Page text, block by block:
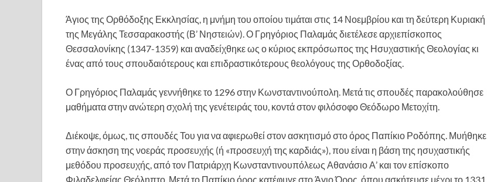
Άγιος της Ορθόδοξης Εκκλησίας, η μνήμη του οποίου τιμάται στις 14 Νοεμβρίου και τη δεύτερη Κυριακή
της Μεγάλης Τεσσαρακοστής (Β’ Νηστειών). Ο Γρηγόριος Παλαμάς διετέλεσε αρχιεπίσκοπος
Θεσσαλονίκης (1347-1359) και αναδείχθηκε ως ο κύριος εκπρόσωπος της Ησυχαστικής Θεολογίας κι
ένας από τους σπουδαιότερους και επιδραστικότερους θεολόγους της Ορθοδοξίας.
Ο Γρηγόριος Παλαμάς γεννήθηκε το 1296 στην Κωνσταντινούπολη. Μετά τις σπουδές παρακολούθησε
μαθήματα στην ανώτερη σχολή της γενέτειράς του, κοντά στον φιλόσοφο Θεόδωρο Μετοχίτη.
Διέκοψε, όμως, τις σπουδές Του για να αφιερωθεί στον ασκητισμό στο όρος Παπίκιο Ροδόπης. Μυήθηκε
στην άσκηση της νοεράς προσευχής (ή «προσευχή της καρδιάς»), που είναι η βάση της ησυχαστικής
μεθόδου προσευχής, από τον Πατριάρχη Κωνσταντινουπόλεως Αθανάσιο Α’ και τον επίσκοπο
Φιλαδελφείας Θεόληπτο. Μετά το Παπίκιο όρος κατέφυγε στο Άγιο Όρος, όπου ασκήτευσε μέχρι το 1331.